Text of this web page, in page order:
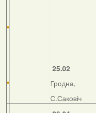
25.02
Гродна,
С.Саковіч